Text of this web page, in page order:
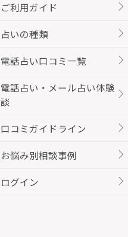
ご利用ガイド
占いの種類
電話占い口コミ一覧
電話占い・メール占い体験
談
口コミガイドライン
お悩み別相談事例
ログイン